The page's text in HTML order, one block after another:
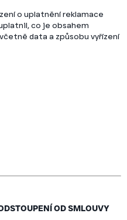
o uplatnění reklamace
co je obsahem
data a způsobu vyřízení
OD SMLOUVY